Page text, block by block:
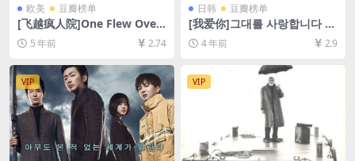
欧美 豆瓣榜单
[飞越疯人院]One Flew Over
the Cuckoo’s Nest (1975)
[百度网盘+迅雷云盘资源1080
P超清未删减][MP4/8.6GB][中
英字幕]
5 年前 2.74
日韩 豆瓣榜单
[我爱你]그대를 사랑합니다 (2
011)[百度网盘+迅雷云盘资源
1080P超清未删减][MP4/6G
4 年前 2.9
VIP VIP